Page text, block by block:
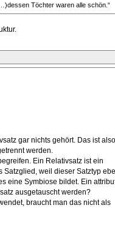
Töchter waren alle schön.“
gar nichts gehört. Das ist
werden.
Ein Relativsatz ist ein
Satzglied, weil dieser Satztyp
eine Symbiose bildet. Ein
ausgetauscht werden?
braucht man das nicht als